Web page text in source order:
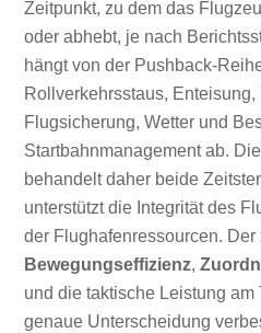
Zeitpunkt, zu dem das
oder abhebt, je nach
hängt von der Pushback-
Rollverkehrsstaus,
Flugsicherung, Wetter und
Startbahnmanagement ab.
behandelt daher beide
unterstützt die Integrität des
der Flughafenressourcen. Der
Bewegungseffizienz,
und die taktische Leistung am
genaue Unterscheidung